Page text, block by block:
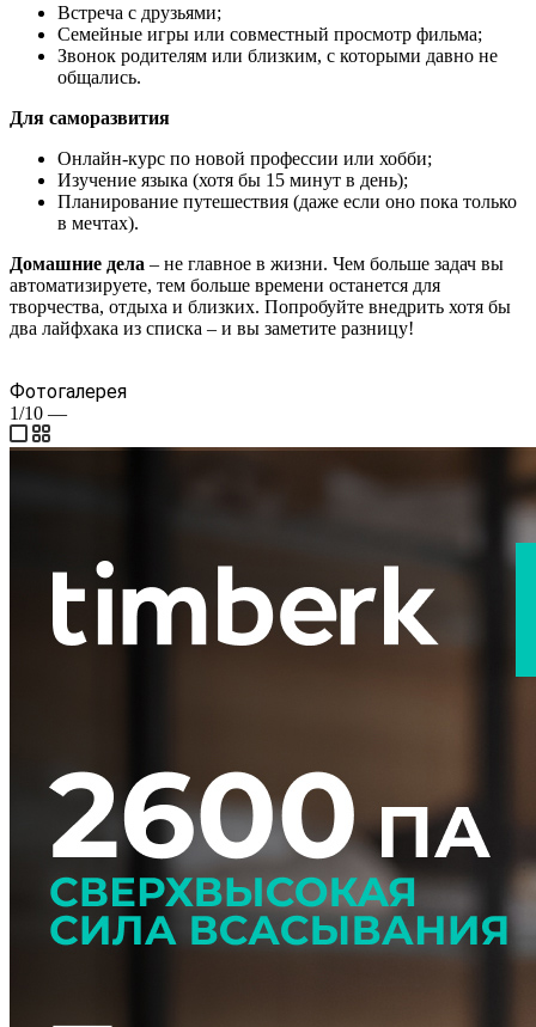
Встреча с друзьями;
Семейные игры или совместный просмотр фильма;
Звонок родителям или близким, с которыми давно не
общались.
Для саморазвития
Онлайн-курс по новой профессии или хобби;
Изучение языка (хотя бы 15 минут в день);
Планирование путешествия (даже если оно пока только
в мечтах).
Домашние дела – не главное в жизни. Чем больше задач вы
автоматизируете, тем больше времени останется для
творчества, отдыха и близких. Попробуйте внедрить хотя бы
два лайфхака из списка – и вы заметите разницу!
Фотогалерея
1/10 —